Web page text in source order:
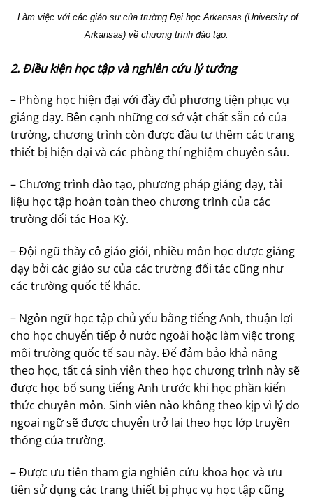
Làm việc với các giáo sư của trường Đại học Arkansas (Universityof
Arkansas) về chương trình đào tạo.
2. Điều kiện học tập và nghiên cứu lý tưởng
– Phòng học hiện đại với đầy đủ phương tiện phục vụ
giảng dạy. Bên cạnh những cơ sở vật chất sẵn có của
trường, chương trình còn được đầu tư thêm các trang
thiết bị hiện đại và các phòng thí nghiệm chuyên sâu.
– Chương trình đào tạo, phương pháp giảng dạy, tài
liệu học tập hoàn toàn theo chương trình của các
trường đối tác Hoa Kỳ.
– Đội ngũ thầy cô giáo giỏi, nhiều môn học được giảng
dạy bởi các giáo sư của các trường đối tác cũng như
các trường quốc tế khác.
– Ngôn ngữ học tập chủ yếu bằng tiếng Anh, thuận lợi
cho học chuyển tiếp ở nước ngoài hoặc làm việc trong
môi trường quốc tế sau này. Để đảm bảo khả năng
theo học, tất cả sinh viên theo học chương trình này sẽ
được học bổ sung tiếng Anh trước khi học phần kiến
thức chuyên môn. Sinh viên nào không theo kịp vì lý do
ngoại ngữ sẽ được chuyển trở lại theo học lớp truyền
thống của trường.
– Được ưu tiên tham gia nghiên cứu khoa học và ưu
tiên sử dụng các trang thiết bị phục vụ học tập cũng